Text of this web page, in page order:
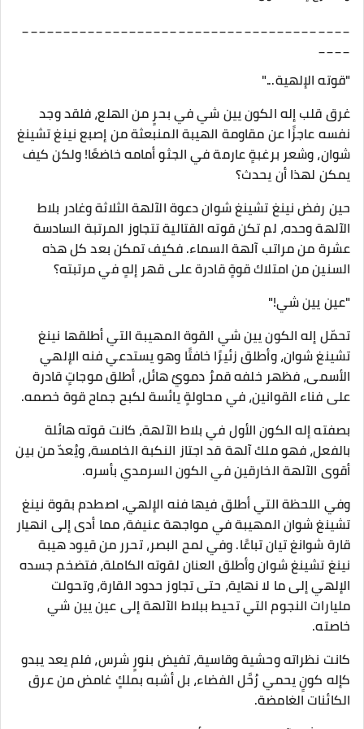
________________________________________
____
"قوته الإلهية..."
غرق قلب إله الكون يين شي في بحرٍ من الهلع، فلقد وجد
نفسه عاجزًا عن مقاومة الهيبة المنبعثة من إصبع نينغ تشينغ
شوان، وشعر برغبةٍ عارمة في الجثو أمامه خاضعًا! ولكن كيف
يمكن لهذا أن يحدث؟
حين رفض نينغ تشينغ شوان دعوة الآلهة الثلاثة وغادر بلاط
الآلهة وحده، لم تكن قوته القتالية تتجاوز المرتبة السادسة
عشرة من مراتب آلهة السماء. فكيف تمكن بعد كل هذه
السنين من امتلاك قوةٍ قادرة على قهر إلهٍ في مرتبته؟
"عين يين شي!"
تحمّل إله الكون يين شي القوة المهيبة التي أطلقها نينغ
تشينغ شوان، وأطلق زئيرًا خافتًا وهو يستدعي فنه الإلهي
الأسمى، فظهر خلفه قمرٌ دمويٌ هائل، أطلق موجاتٍ قادرة
على فناء القوانين، في محاولةٍ يائسة لكبح جماح قوة خصمه.
بصفته إله الكون الأول في بلاط الآلهة، كانت قوته هائلة
بالفعل، فهو ملك آلهة قد اجتاز النكبة الخامسة، ويُعدّ من بين
أقوى الآلهة الخارقين في الكون السرمدي بأسره.
وفي اللحظة التي أطلق فيها فنه الإلهي، اصطدم بقوة نينغ
تشينغ شوان المهيبة في مواجهة عنيفة، مما أدى إلى انهيار
قارة شوانغ تيان تباعًا. وفي لمح البصر، تحرر من قيود هيبة
نينغ تشينغ شوان وأطلق العنان لقوته الكاملة، فتضخم جسده
الإلهي إلى ما لا نهاية، حتى تجاوز حدود القارة، وتحولت
مليارات النجوم التي تحيط ببلاط الآلهة إلى عين يين شي
خاصته.
كانت نظراته وحشية وقاسية، تفيض بنورٍ شرس، فلم يعد يبدو
كإله كونٍ يحمي رُحَّل الفضاء، بل أشبه بملكٍ غامض من عرق
الكائنات الغامضة.